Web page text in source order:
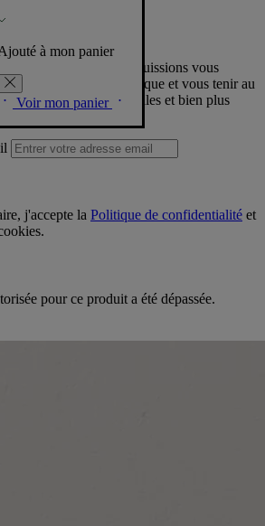
à mon panier
Voir mon panier
pour que nous puissions vous
la communauté Diptyque et vous tenir au
offres spéciales et bien plus
j'accepte la Politique de confidentialité et
pour ce produit a été dépassée.